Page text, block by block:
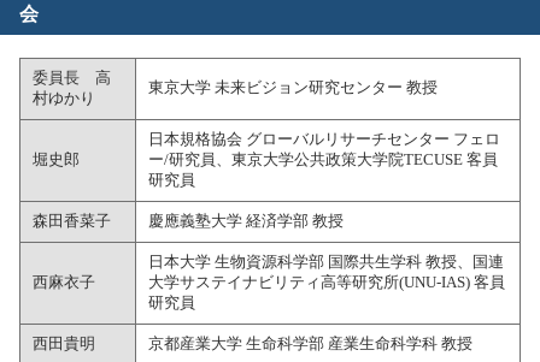
会
委員長 高
村ゆかり
東京大学 未来ビジョン研究センター 教授
堀史郎
日本規格協会 グローバルリサーチセンター フェロ
ー/研究員、東京大学公共政策大学院TECUSE 客員
研究員
森田香菜子 慶應義塾大学 経済学部 教授
西麻衣子
日本大学 生物資源科学部 国際共生学科 教授、国連
大学サステイナビリティ高等研究所(UNU-IAS) 客員
研究員
西田貴明 京都産業大学 生命科学部 産業生命科学科 教授